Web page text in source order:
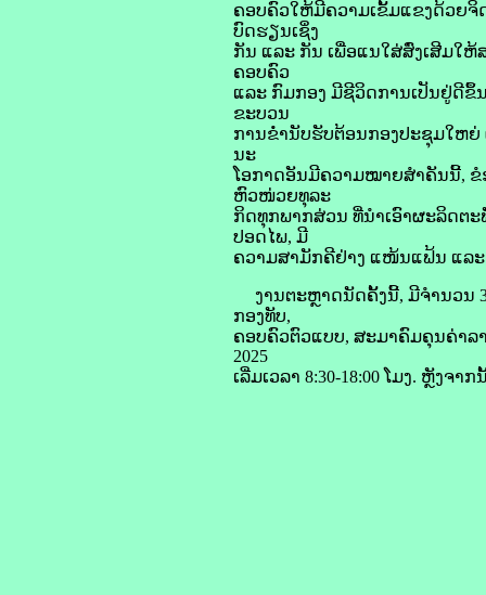
ຄອບຄົວໃຫ້ມີຄວາມເຂັ້ມແຂງດ້ວຍຈິ
ບົດຮຽນເຊິ່ງ
ກັນ ແລະ ກັນ ເພື່ອແນໃສ່ສົ່ງເສີມໃ
ຄອບຄົວ
ແລະ ກົມກອງ ມີຊີວິດການເປັນຢູ່ດີຂຶ້
ຂະບວນ
ການຂໍ່ານັບຮັບຕ້ອນກອງປະຊຸມໃຫຍ່
ນະ
ໂອກາດອັນມີຄວາມໝາຍສໍາຄັນນີ້,
ຫົວໜ່ວຍທຸລະ
ກິດທຸກພາກສ່ວນ ທີ່ນໍາເອົາຜະລິດຕ
ປອດໄພ, ມີ
ຄວາມສາມັກຄີຢ່າງ ແໜ້ນແຟ້ນ ແລະ
ງານຕະຫຼາດນັດຄັ້ງນີ້, ມີຈໍານວນ
ກອງທັບ,
ຄອບຄົວຕົວແບບ, ສະມາຄົມຄຸນຄ່າລ
2025
ເລີ່ມເວລາ 8:30-18:00 ໂມງ. ຫຼັງ